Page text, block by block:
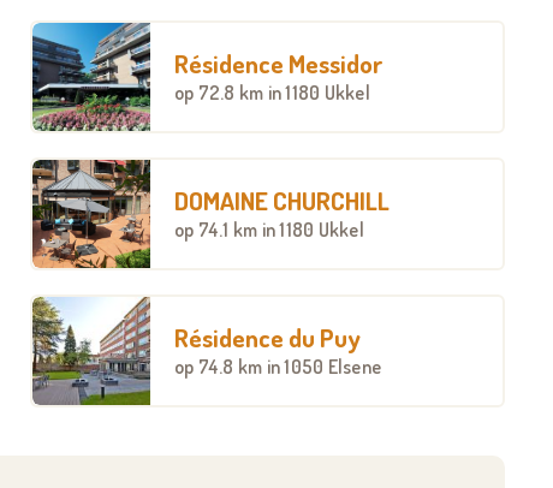
Résidence Messidor
op 72.8 km in 1180 Ukkel
DOMAINE CHURCHILL
op 74.1 km in 1180 Ukkel
Résidence du Puy
op 74.8 km in 1050 Elsene